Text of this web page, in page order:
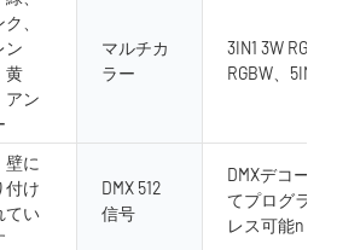
、
ン
黄
アン
マルチカ
ラー
3IN1 3W RGB
RGBW、5IN1
壁に
付け
てい
DMX 512
信号
DMXデコーダ
てプログラム
レス可能n